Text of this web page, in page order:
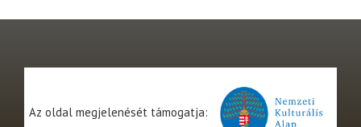
Az oldal megjelenését támogatja: